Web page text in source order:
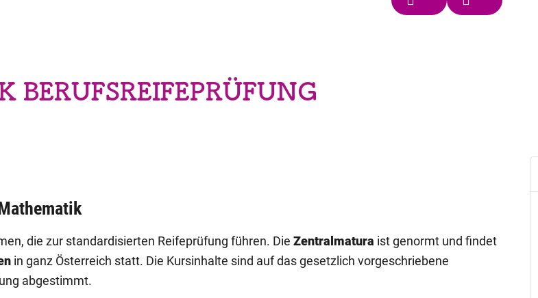
BERUFSREIFEPRÜFUNG
die zur standardisierten Reifeprüfung führen. Die Zentralmatura ist genormt und findet
in ganz Österreich statt. Die Kursinhalte sind auf das gesetzlich vorgeschriebene
abgestimmt.